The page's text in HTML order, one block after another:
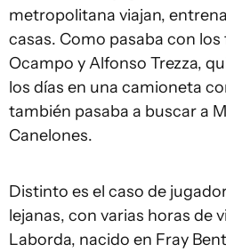
metropolitana viajan,
casas. Como pasaba con
Ocampo y Alfonso Trezza,
los días en una camioneta
también pasaba a buscar a
Canelones.
Distinto es el caso de
lejanas, con varias horas de
Laborda, nacido en Fray